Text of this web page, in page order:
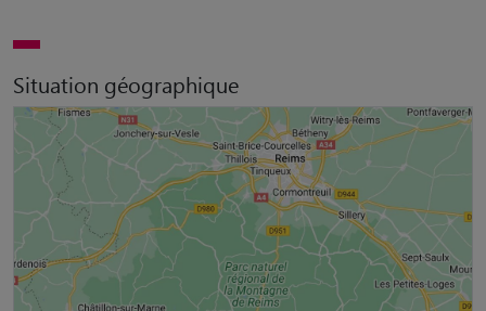
Situation géographique